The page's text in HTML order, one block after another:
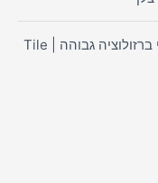
הדמיית אריחים 3D | הדמיות ריצוף וחיפוי ברזולוציה גבוהה | Tile